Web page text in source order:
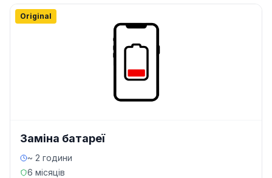
Original
Заміна батареї
~ 2 години
6 місяців